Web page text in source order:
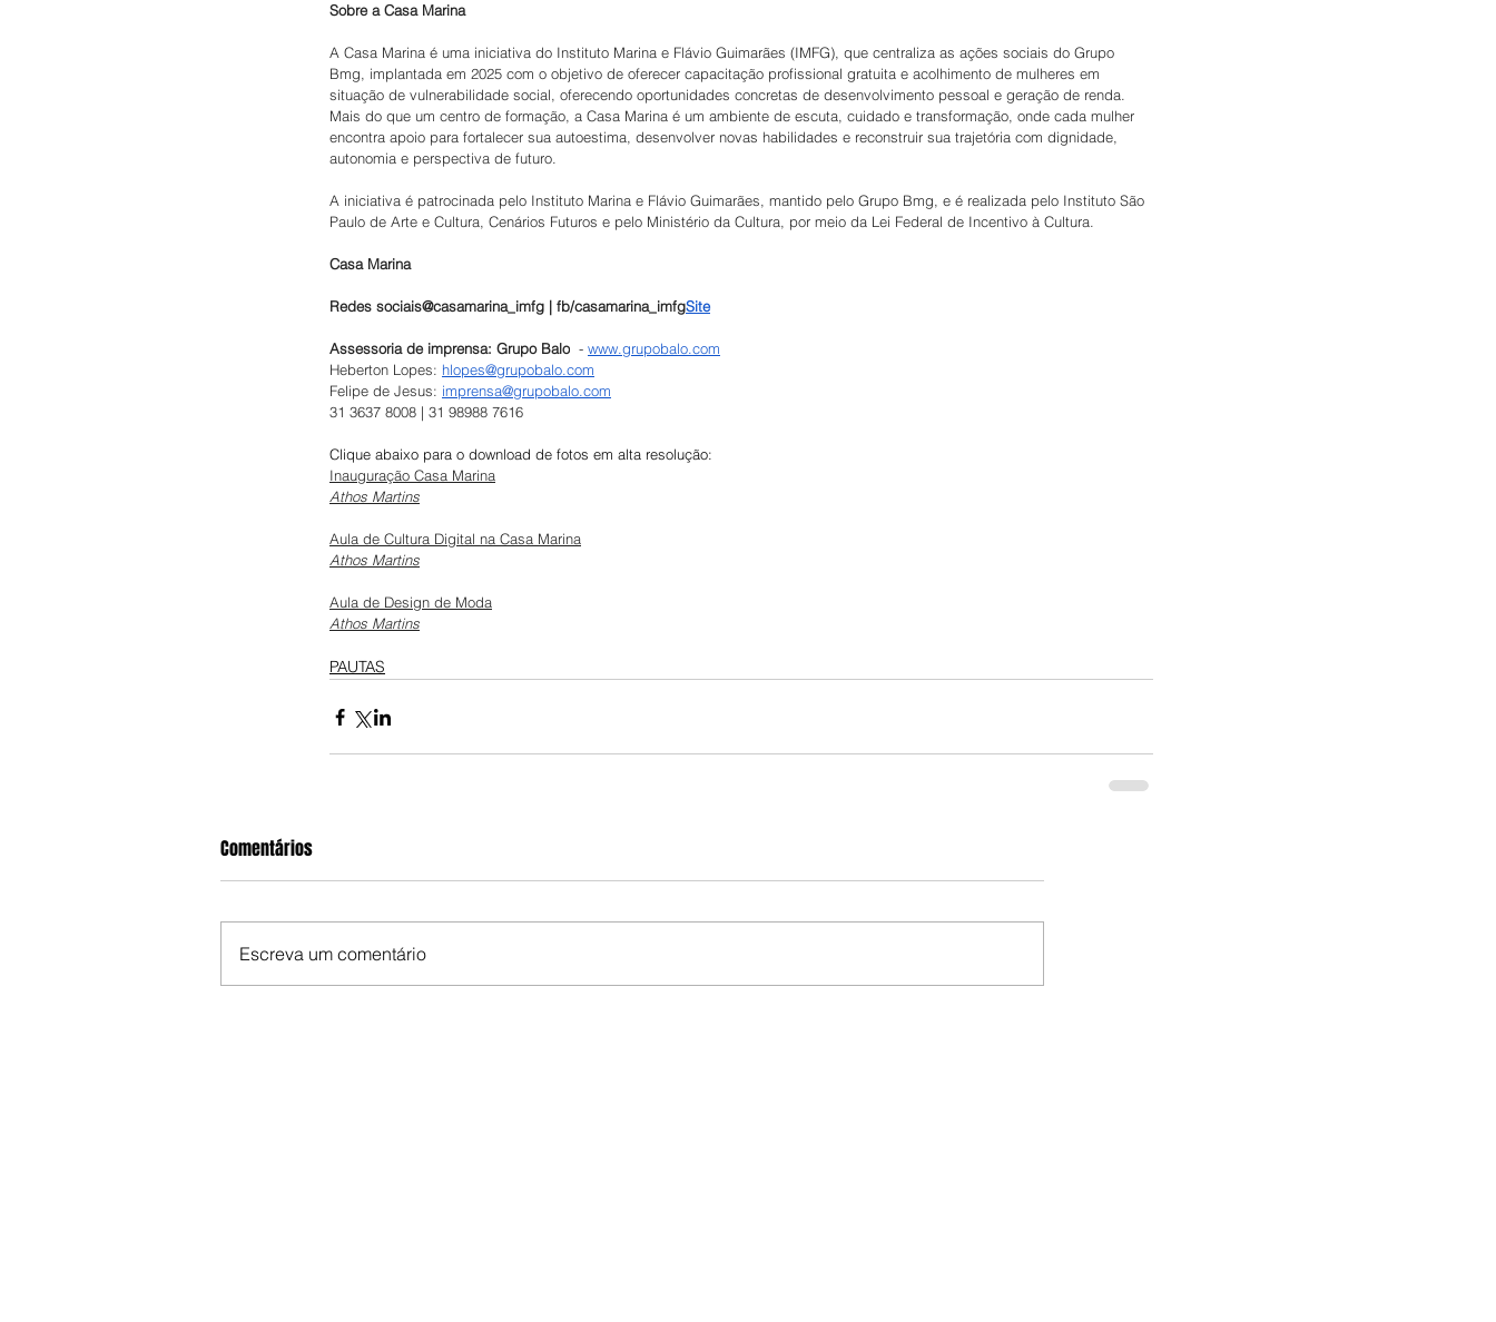
Sobre a Casa Marina
A Casa Marina é uma iniciativa do Instituto Marina e Flávio Guimarães (IMFG), que centraliza as ações sociais do Grupo
Bmg, implantada em 2025 com o objetivo de oferecer capacitação profissional gratuita e acolhimento de mulheres em
situação de vulnerabilidade social, oferecendo oportunidades concretas de desenvolvimento pessoal e geração de renda.
Mais do que um centro de formação, a Casa Marina é um ambiente de escuta, cuidado e transformação, onde cada mulher
encontra apoio para fortalecer sua autoestima, desenvolver novas habilidades e reconstruir sua trajetória com dignidade,
autonomia e perspectiva de futuro.
A iniciativa é patrocinada pelo Instituto Marina e Flávio Guimarães, mantido pelo Grupo Bmg, e é realizada pelo Instituto São
Paulo de Arte e Cultura, Cenários Futuros e pelo Ministério da Cultura, por meio da Lei Federal de Incentivo à Cultura.
Casa Marina
Redes sociais@casamarina_imfg | fb/casamarina_imfgSite
Assessoria de imprensa: Grupo Balo - www.grupobalo.com
Heberton Lopes: hlopes@grupobalo.com
Felipe de Jesus: imprensa@grupobalo.com
31 3637 8008 | 31 98988 7616
Clique abaixo para o download de fotos em alta resolução:
Inauguração Casa Marina
Athos Martins
Aula de Cultura Digital na Casa Marina
Athos Martins
Aula de Design de Moda
Athos Martins
PAUTAS
Comentários
Escreva um comentário